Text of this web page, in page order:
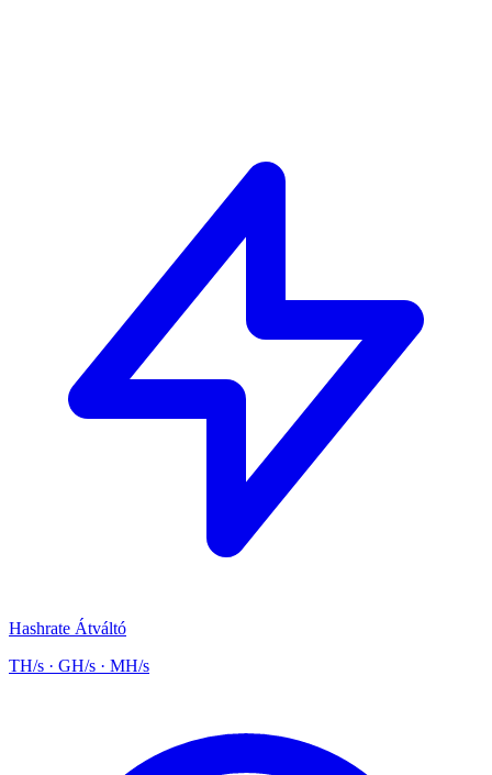
Hashrate Átváltó
TH/s · GH/s · MH/s